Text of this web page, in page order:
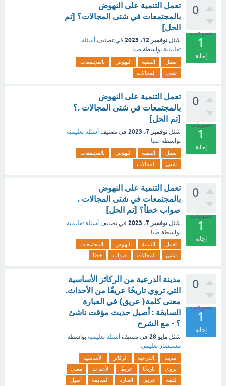
0
تصويتات
1
إجابة
تعمل التنمية على النهوض
بالمجتمعات في شتى المجالات؟ [تم
الحل]
سُئل نوفمبر 12، 2023 في تصنيف أسئلة
تعليمية بواسطة صبا
تعمل التنمية النهوض
بالمجتمعات
شتى
المجالات
0
تصويتات
1
إجابة
تعمل التنمية على النهوض
بالمجتمعات في شتى المجالات .؟
[تم الحل]
سُئل نوفمبر 7، 2023 في تصنيف أسئلة تعليمية
بواسطة صبا
تعمل التنمية النهوض
بالمجتمعات
شتى
المجالات
0
تصويتات
1
إجابة
تعمل التنمية على النهوض
بالمجتمعات في شتى المجالات .
صواب خطأ؟ [تم الحل]
سُئل نوفمبر 7، 2023 في تصنيف أسئلة تعليمية
بواسطة صبا
تعمل التنمية النهوض
بالمجتمعات
شتى
المجالات صواب خطأ
0
تصويتات
1
إجابة
مدينة الدرعية من الركائز الأساسية
التي تروي تاريخًا عريقًا من الأحداث.
معنى كلمة( عريق) في العبارة
السابقة : أصيل حديث مؤقت ناشئ
؟ - مع الشرح
سُئل مايو 28 في تصنيف أسئلة تعليمية بواسطة
مستشار تعليمي
مدينة الدرعية الركائز
الأساسية
تروي
تاريخًا عريقًا الأحداث
معنى
كلمة
عريق العبارة السابقة أصيل